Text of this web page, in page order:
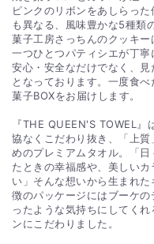
ピンクのリボンをあしらっ
も異なる、風味豊かな5種類
菓子工房さっちんのクッキー
一つひとつパティシエが丁寧
安心・安全なだけでなく、
となっております。一度食
菓子BOXをお届けします。
『THE QUEEN'S TOWEL
協なくこだわり抜き、「上
めのプレミアムタオル。「
たときの幸福感や、美しい
い」そんな想いから生まれ
徴のパッケージにはブーケ
ったような気持ちにしてく
ンにこだわりました。